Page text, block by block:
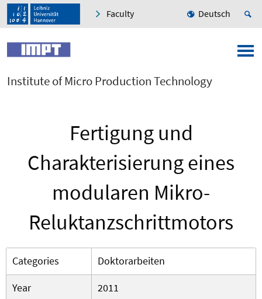
Faculty Deutsch
Institute of Micro Production Technology
Fertigung und
Charakterisierung eines
modularen Mikro-
Reluktanzschrittmotors
Categories
Doktorarbeiten
Year
2011